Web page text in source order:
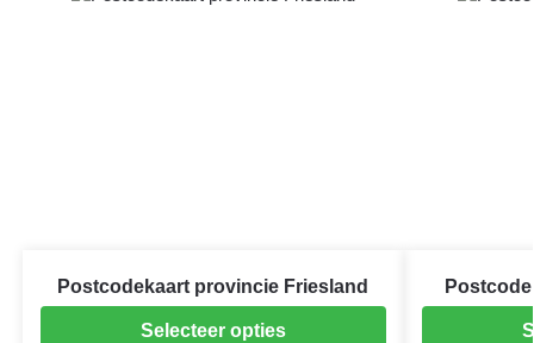
Postcodekaart provincie Friesland
Selecteer opties